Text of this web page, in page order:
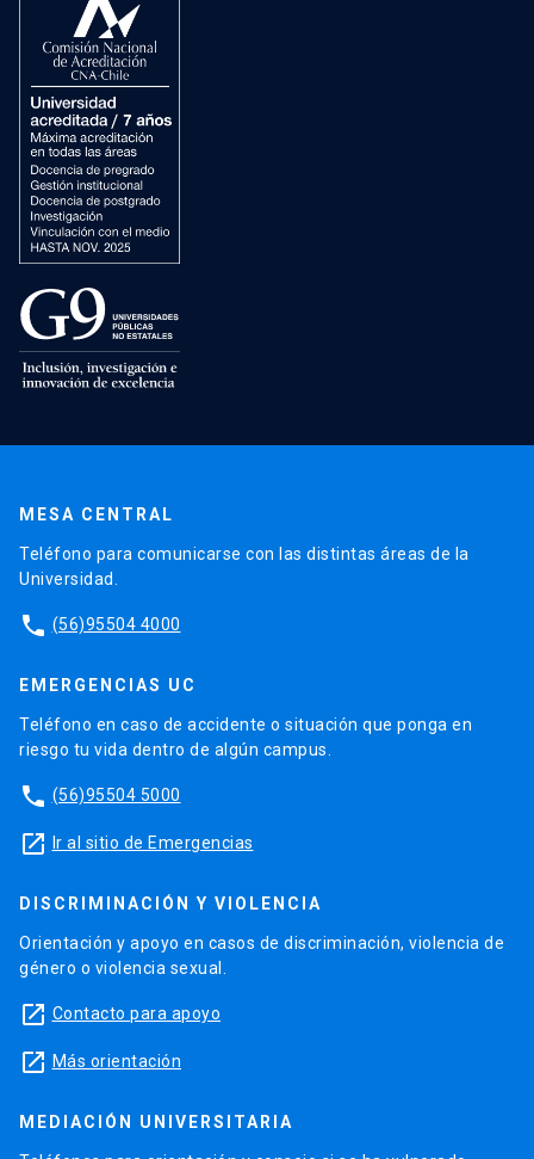
MESA CENTRAL
Teléfono para comunicarse con las distintas áreas de la
Universidad.
phone (56)95504 4000
EMERGENCIAS UC
Teléfono en caso de accidente o situación que ponga en
riesgo tu vida dentro de algún campus.
phone (56)95504 5000
launch Ir al sitio de Emergencias
DISCRIMINACIÓN Y VIOLENCIA
Orientación y apoyo en casos de discriminación, violencia de
género o violencia sexual.
launch Contacto para apoyo
launch Más orientación
MEDIACIÓN UNIVERSITARIA